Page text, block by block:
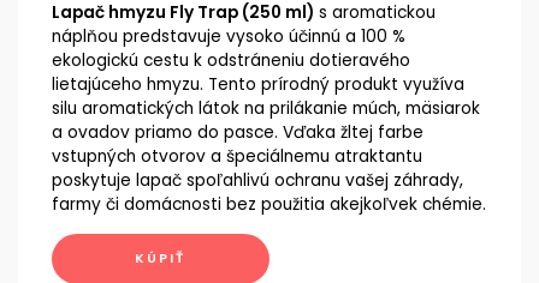
Lapač hmyzu Fly Trap (250 ml) s aromatickou
náplňou predstavuje vysoko účinnú a 100 %
ekologickú cestu k odstráneniu dotieravého
lietajúceho hmyzu. Tento prírodný produkt využíva
silu aromatických látok na prilákanie múch, mäsiarok
a ovadov priamo do pasce. Vďaka žltej farbe
vstupných otvorov a špeciálnemu atraktantu
poskytuje lapač spoľahlivú ochranu vašej záhrady,
farmy či domácnosti bez použitia akejkoľvek chémie.
KÚPIŤ